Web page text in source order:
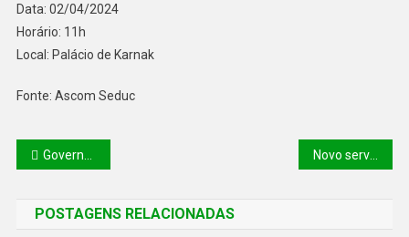
Data: 02/04/2024
Horário: 11h
Local: Palácio de Karnak
Fonte: Ascom Seduc
Governo lança Piauí Saúde Digital e anuncia mais de 28 mil cirurgias de catarata
POSTAGENS RELACIONADAS